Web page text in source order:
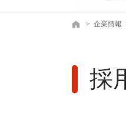
ホーム
> 企業情報
採